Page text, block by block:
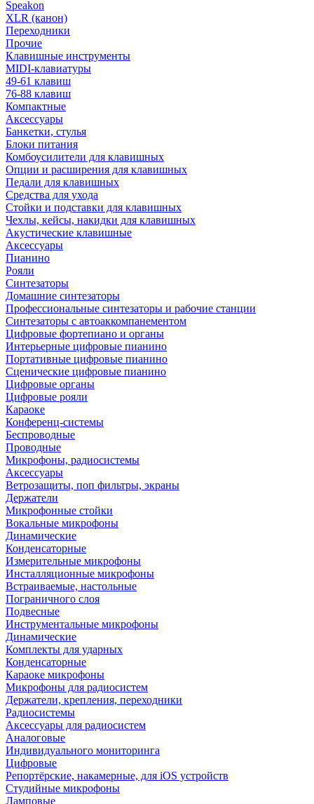
Speakon
XLR (канон)
Переходники
Прочие
Клавишные инструменты
MIDI-клавиатуры
49-61 клавиш
76-88 клавиш
Компактные
Аксессуары
Банкетки, стулья
Блоки питания
Комбоусилители для клавишных
Опции и расширения для клавишных
Педали для клавишных
Средства для ухода
Стойки и подставки для клавишных
Чехлы, кейсы, накидки для клавишных
Акустические клавишные
Аксессуары
Пианино
Рояли
Синтезаторы
Домашние синтезаторы
Профессиональные синтезаторы и рабочие станции
Синтезаторы с автоаккомпанементом
Цифровые фортепиано и органы
Интерьерные цифровые пианино
Портативные цифровые пианино
Сценические цифровые пианино
Цифровые органы
Цифровые рояли
Караоке
Конференц-системы
Беспроводные
Проводные
Микрофоны, радиосистемы
Аксессуары
Ветрозащиты, поп фильтры, экраны
Держатели
Микрофонные стойки
Вокальные микрофоны
Динамические
Конденсаторные
Измерительные микрофоны
Инсталляционные микрофоны
Встраиваемые, настольные
Пограничного слоя
Подвесные
Инструментальные микрофоны
Динамические
Комплекты для ударных
Конденсаторные
Караоке микрофоны
Микрофоны для радиосистем
Держатели, крепления, переходники
Радиосистемы
Аксессуары для радиосистем
Аналоговые
Индивидуального мониторинга
Цифровые
Репортёрские, накамерные, для iOS устройств
Студийные микрофоны
Ламповые